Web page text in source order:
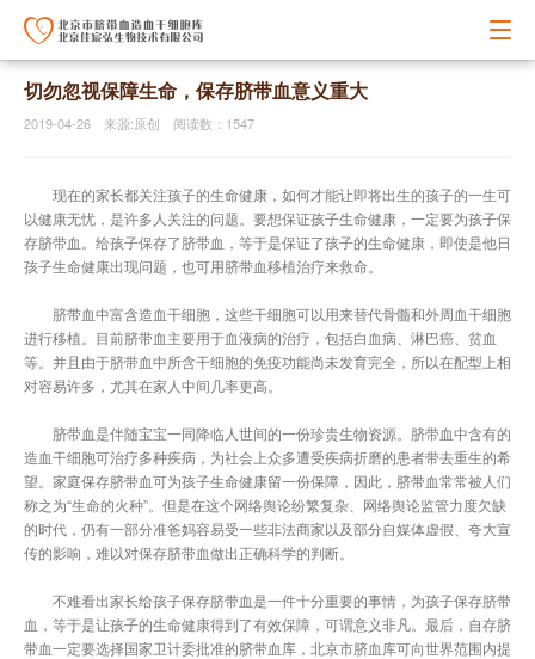
切勿忽视保障生命，保存脐带血意义重大
2019-04-26 来源:原创 阅读数：1547
现在的家长都关注孩子的生命健康，如何才能让即将出生的孩子的一生可
以健康无忧，是许多人关注的问题。要想保证孩子生命健康，一定要为孩子保
存脐带血。给孩子保存了脐带血，等于是保证了孩子的生命健康，即使是他日
孩子生命健康出现问题，也可用脐带血移植治疗来救命。
脐带血中富含造血干细胞，这些干细胞可以用来替代骨髓和外周血干细胞
进行移植。目前脐带血主要用于血液病的治疗，包括白血病、淋巴癌、贫血
等。并且由于脐带血中所含干细胞的免疫功能尚未发育完全，所以在配型上相
对容易许多，尤其在家人中间几率更高。
脐带血是伴随宝宝一同降临人世间的一份珍贵生物资源。脐带血中含有的
造血干细胞可治疗多种疾病，为社会上众多遭受疾病折磨的患者带去重生的希
望。家庭保存脐带血可为孩子生命健康留一份保障，因此，脐带血常常被人们
称之为“生命的火种”。但是在这个网络舆论纷繁复杂、网络舆论监管力度欠缺
的时代，仍有一部分准爸妈容易受一些非法商家以及部分自媒体虚假、夸大宣
传的影响，难以对保存脐带血做出正确科学的判断。
不难看出家长给孩子保存脐带血是一件十分重要的事情，为孩子保存脐带
血，等于是让孩子的生命健康得到了有效保障，可谓意义非凡。最后，自存脐
带血一定要选择国家卫计委批准的脐带血库，北京市脐血库可向世界范围内提